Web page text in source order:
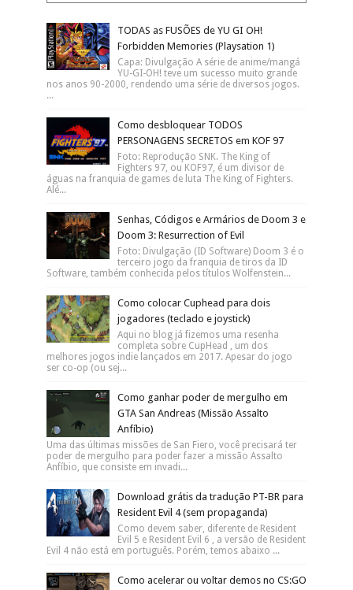
TODAS as FUSÕES de YU GI OH!
Forbidden Memories (Playsation 1)
Capa: Divulgação A série de anime/mangá
YU-GI-OH! teve um sucesso muito grande
nos anos 90-2000, rendendo uma série de diversos jogos.
...
Como desbloquear TODOS
PERSONAGENS SECRETOS em KOF 97
Foto: Reprodução SNK. The King of
Fighters 97, ou KOF97, é um divisor de
águas na franquia de games de luta The King of Fighters.
Alé...
Senhas, Códigos e Armários de Doom 3 e
Doom 3: Resurrection of Evil
Foto: Divulgação (ID Software) Doom 3 é o
terceiro jogo da franquia de tiros da ID
Software, também conhecida pelos títulos Wolfenstein...
Como colocar Cuphead para dois
jogadores (teclado e joystick)
Aqui no blog já fizemos uma resenha
completa sobre CupHead , um dos
melhores jogos indie lançados em 2017. Apesar do jogo
ser co-op (ou sej...
Como ganhar poder de mergulho em
GTA San Andreas (Missão Assalto
Anfíbio)
Uma das últimas missões de San Fiero, você precisará ter
poder de mergulho para poder fazer a missão Assalto
Anfíbio, que consiste em invadi...
Download grátis da tradução PT-BR para
Resident Evil 4 (sem propaganda)
Como devem saber, diferente de Resident
Evil 5 e Resident Evil 6 , a versão de Resident
Evil 4 não está em português. Porém, temos abaixo ...
Como acelerar ou voltar demos no CS:GO